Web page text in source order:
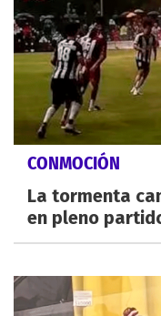
CONMOCIÓN
La tormenta
en pleno